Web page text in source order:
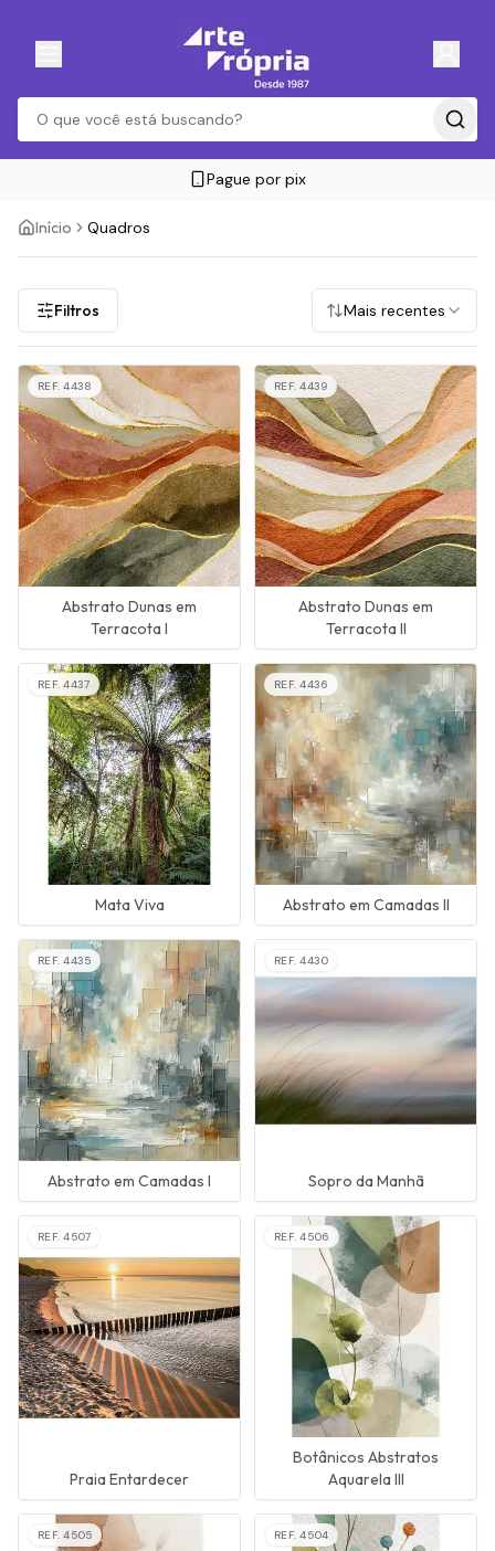
Pague por pix
Início Quadros
Filtros Mais recentes
REF.4438
Abstrato Dunas em
Terracota I
REF.4439
Abstrato Dunas em
Terracota II
REF.4437
Mata Viva
REF.4436
Abstrato em Camadas II
REF.4435
Abstrato em Camadas I
REF.4430
Sopro da Manhã
REF.4507
Praia Entardecer
REF.4506
Botânicos Abstratos
Aquarela III
REF.4505 REF.4504